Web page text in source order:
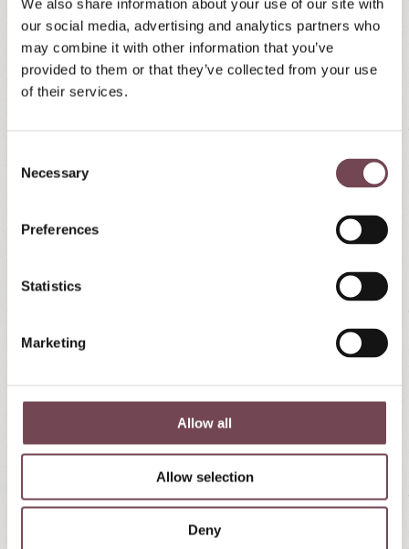
We also share information about your use of our site with
our social media, advertising and analytics partners who
may combine it with other information that you’ve
provided to them or that they’ve collected from your use
of their services.
Necessary
Preferences
Statistics
Marketing
Allow all
Allow selection
Deny